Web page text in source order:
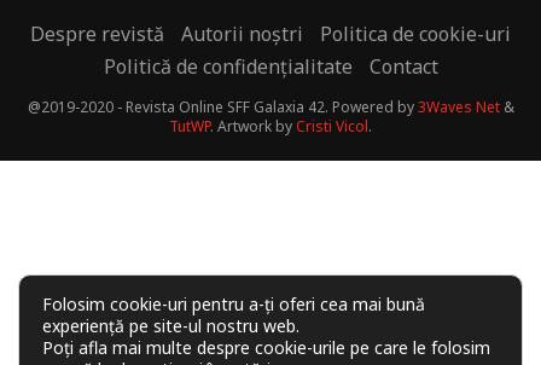
Despre revistă Autorii noștri
Politica de cookie-uri
Politică de confidențialitate
Contact
@2019-2020 - Revista Online SFF Galaxia 42. Powered by3Waves Net&
TutWP. Artwork byCristi Vicol.
Folosim cookie-uri pentru a-ți oferi cea mai bună
experiență pe site-ul nostru web.
Poți afla mai multe despre cookie-urile pe care le folosim